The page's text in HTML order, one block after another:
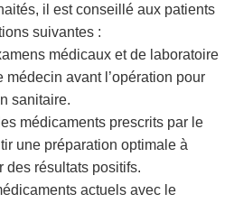
il est conseillé aux patients
suivantes :
médicaux et de laboratoire
médecin avant l’opération pour
sanitaire.
médicaments prescrits par le
une préparation optimale à
des résultats positifs.
actuels avec le